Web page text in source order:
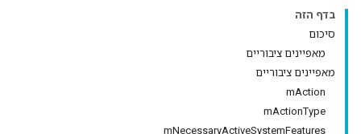
בדף הזה
סיכום
מאפיינים ציבוריים
מאפיינים ציבוריים
mAction
mActionType
mNecessaryActiveSystemFeatures